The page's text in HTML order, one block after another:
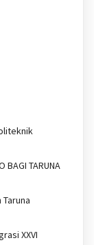
BAGI TARUNA
XXVI